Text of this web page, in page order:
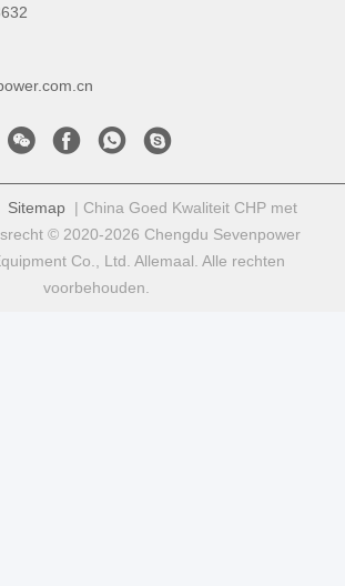
Sitemap| China Goed Kwaliteit CHP met
© 2020-2026 Chengdu Sevenpower
Co., Ltd. Allemaal. Alle rechten
voorbehouden.